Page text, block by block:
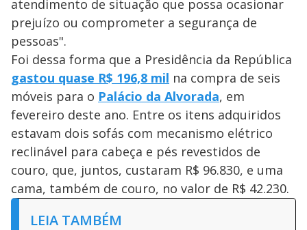
atendimento de situação que possa ocasionar
prejuízo ou comprometer a segurança de
pessoas".
Foi dessa forma que a Presidência da República
gastou quase R$ 196,8 mil na compra de seis
móveis para o Palácio da Alvorada, em
fevereiro deste ano. Entre os itens adquiridos
estavam dois sofás com mecanismo elétrico
reclinável para cabeça e pés revestidos de
couro, que, juntos, custaram R$ 96.830, e uma
cama, também de couro, no valor de R$ 42.230.
LEIA TAMBÉM